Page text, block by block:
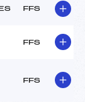
FFS
FFS
FFS